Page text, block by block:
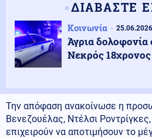
ΔΙΑΒΑΣΤΕ
Κοινωνία
Άγρια δολοφονία
Νεκρός
Την απόφαση ανακοίνωσε η
Βενεζουέλας, Ντέλσι
επιχειρούν να αποτιμήσουν το